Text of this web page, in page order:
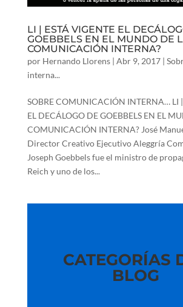
LI | ESTÁ VIGENTE EL
GOEBBELS EN EL MUNDO DE
COMUNICACIÓN INTERNA?
por Hernando Llorens| Abr 9, 2017|
interna...
SOBRE COMUNICACIÓN INTERNA… LI |
EL DECÁLOGO DE GOEBBELS EN EL
COMUNICACIÓN INTERNA? José
Director Creativo Ejecutivo Aleggría
Joseph Goebbels fue el ministro de
Reich y uno de los...
CATEGORÍAS
BLOG